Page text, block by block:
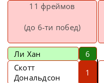
11 фреймов
(до 6-ти побед)
Ли Хан
6
Скотт
Дональдсон
1